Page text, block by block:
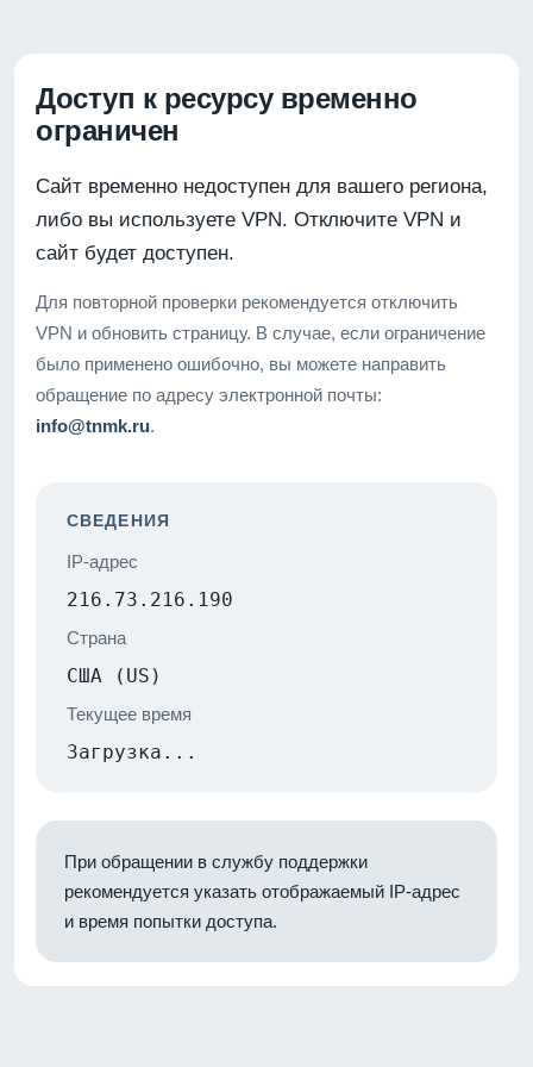
Доступ к ресурсу временно
ограничен
Сайт временно недоступен для вашего региона,
либо вы используете VPN. Отключите VPN и
сайт будет доступен.
Для повторной проверки рекомендуется отключить
VPN и обновить страницу. В случае, если ограничение
было применено ошибочно, вы можете направить
обращение по адресу электронной почты:
info@tnmk.ru.
СВЕДЕНИЯ
IP-адрес
216.73.216.190
Страна
США (US)
Текущее время
Загрузка...
При обращении в службу поддержки
рекомендуется указать отображаемый IP-адрес
и время попытки доступа.